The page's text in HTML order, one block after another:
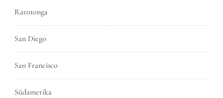
Rarotonga
San Diego
San Francisco
Südamerika